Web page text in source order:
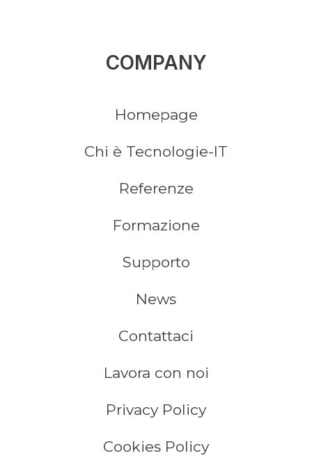
COMPANY
Homepage
Chi è Tecnologie-IT
Referenze
Formazione
Supporto
News
Contattaci
Lavora con noi
Privacy Policy
Cookies Policy